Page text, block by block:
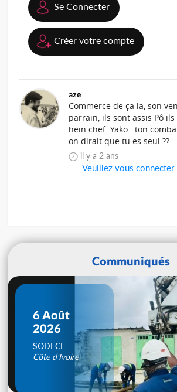
Se Connecter
Créer votre compte
aze
Commerce de ça la, son
parrain, ils sont assis Pô
hein chef. Yako...ton
on dirait que tu es seul ??
il y a 2 ans
Veuillez vous connecter
Communiqués
6 Août
2026
SODECI
Côte d'Ivoire